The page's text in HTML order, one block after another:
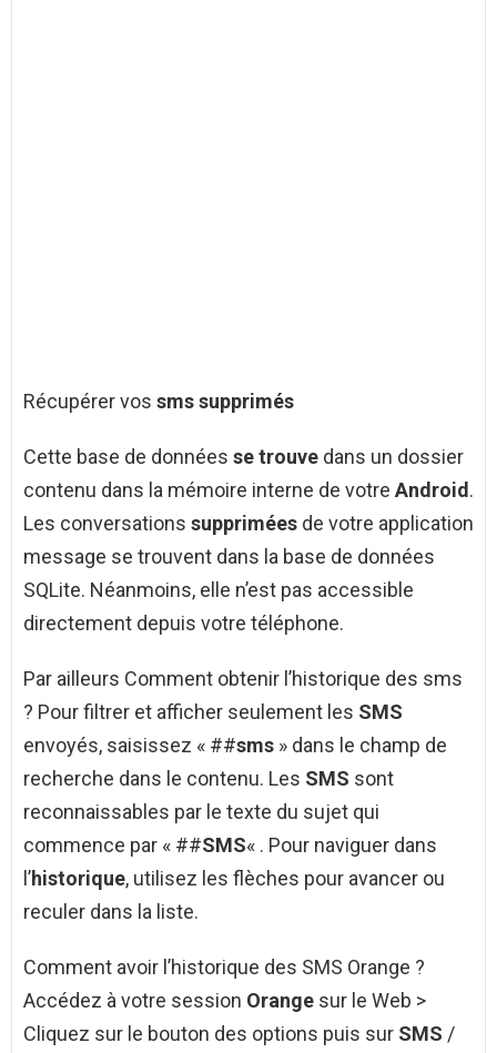
Récupérer vos sms supprimés
Cette base de données se trouve dans un dossier
contenu dans la mémoire interne de votre Android.
Les conversations supprimées de votre application
message se trouvent dans la base de données
SQLite. Néanmoins, elle n’est pas accessible
directement depuis votre téléphone.
Par ailleurs Comment obtenir l’historique des sms
? Pour filtrer et afficher seulement les SMS
envoyés, saisissez « ##sms » dans le champ de
recherche dans le contenu. Les SMS sont
reconnaissables par le texte du sujet qui
commence par « ##SMS« . Pour naviguer dans
l’historique, utilisez les flèches pour avancer ou
reculer dans la liste.
Comment avoir l’historique des SMS Orange ?
Accédez à votre session Orange sur le Web >
Cliquez sur le bouton des options puis sur SMS /